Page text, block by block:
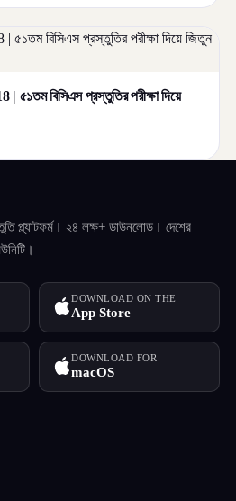
বিসিএস প্রস্তুতির পরীক্ষা দিয়ে
প্ল্যাটফর্ম। ২৪ লক্ষ+ ডাউনলোড। দেশের
DOWNLOAD ON THE
App Store
DOWNLOAD FOR
macOS